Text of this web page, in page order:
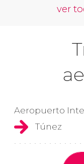
ver
Aeropuerto
Túnez